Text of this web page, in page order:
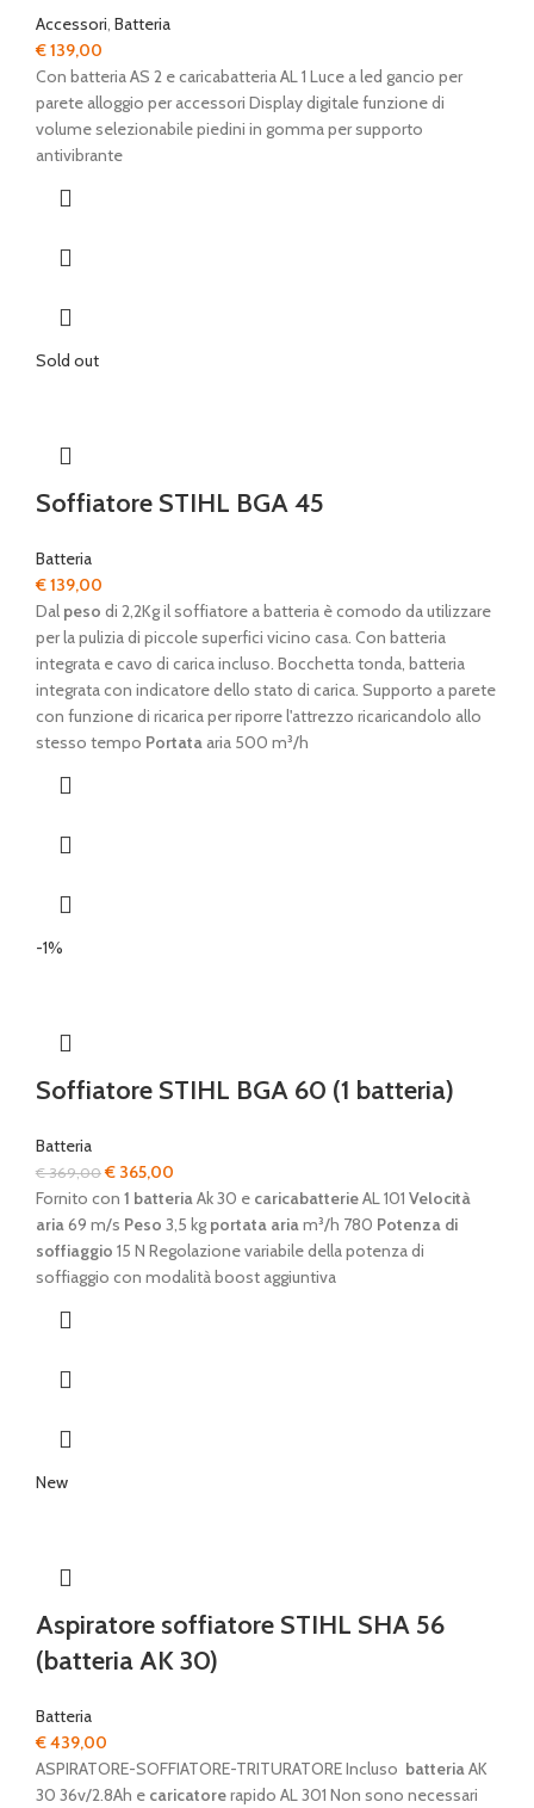
Accessori, Batteria
€139,00
Con batteria AS 2 e caricabatteria AL 1 Luce a led gancio per
parete alloggio per accessori Display digitale funzione di
volume selezionabile piedini in gomma per supporto
antivibrante
Sold out
Soffiatore STIHL BGA 45
Batteria
€139,00
Dal peso di 2,2Kg il soffiatore a batteria è comodo da utilizzare
per la pulizia di piccole superfici vicino casa. Con batteria
integrata e cavo di carica incluso. Bocchetta tonda, batteria
integrata con indicatore dello stato di carica. Supporto a parete
con funzione di ricarica per riporre l'attrezzo ricaricandolo allo
stesso tempo Portata aria 500 m³/h
-1%
Soffiatore STIHL BGA 60 (1 batteria)
Batteria
€369,00Il
prezzo
originale
era:
€ 369,00.
€ 365,00
prezzo
attuale
è:
€ 365,00.
Fornito con 1 batteriaAk 30 e caricabatterieAL 101 Velocità
aria69 m/s Peso 3,5 kg portata ariam³/h 780 Potenza di
soffiaggio 15 N Regolazione variabile della potenza di
soffiaggio con modalità boost aggiuntiva
New
Aspiratore soffiatore STIHL SHA 56
(batteria AK 30)
Batteria
€439,00
ASPIRATORE-SOFFIATORE-TRITURATORE Incluso batteriaAK
30 36v/2.8Ah e caricatorerapido AL 301 Non sono necessari